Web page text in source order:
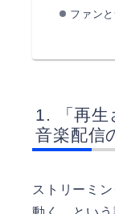
ファン
「再
音楽配信
ストリーミ